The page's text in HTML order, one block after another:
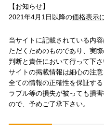
【お知らせ】
2021年4月1日以降の価格表示
当サイトに記載されている内
ただくためのものであり、実
判断と責任において行って下
サイトの掲載情報は細心の注
全ての情報の正確性を保証す
ラブル等の損失が被っても損
ので、予めご了承下さい。